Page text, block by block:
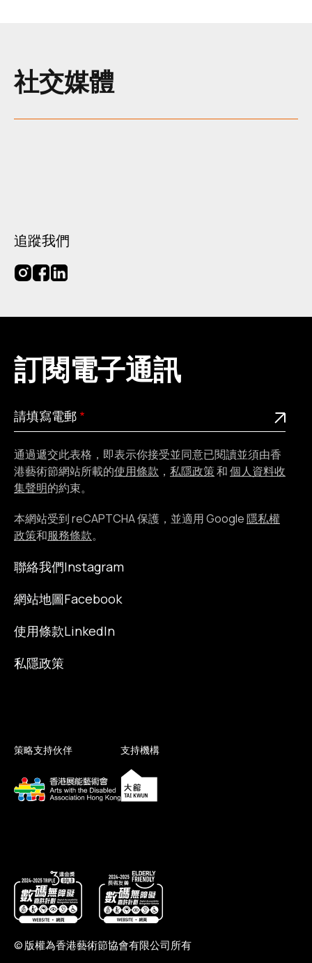
社交媒體
追蹤我們
訂閱電子通訊
請
填
寫
電
郵
此為必填欄位
請填寫電郵
通過遞交此表格，即表示你接受並同意已閱讀並須由香
港藝術節網站所載的使用條款 ， 私隱政策和個人資料收
集聲明的約束。
本網站受到 reCAPTCHA 保護，並適用 Google隱私權
政策和服務條款。
聯絡我們
網站地圖
使用條款
私隱政策
Instagram
Facebook
LinkedIn
策略支持伙伴 支持機構
© 版權為香港藝術節協會有限公司所有